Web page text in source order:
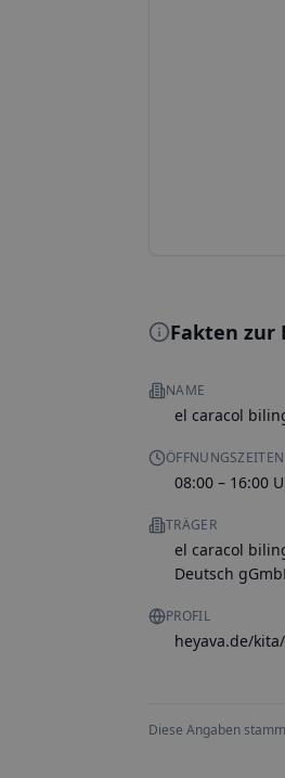
Fakten zur
NAME
el caracol
ÖFFNUNGSZEITEN
08:00 – 16:00
TRÄGER
el caracol
Deutsch
PROFIL
heyava.de/
Diese Angaben